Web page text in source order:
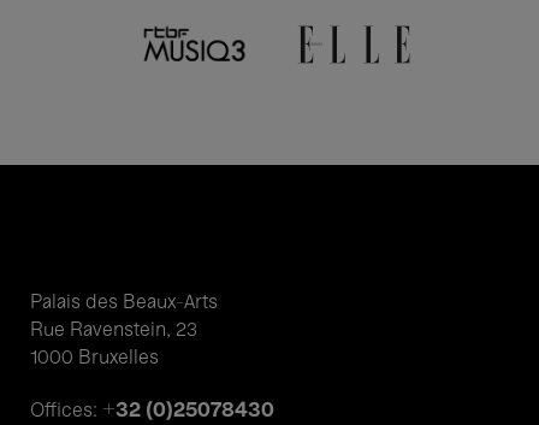
Palais des Beaux-Arts
Rue Ravenstein, 23
1000 Bruxelles
Offices: +32 (0)25078430